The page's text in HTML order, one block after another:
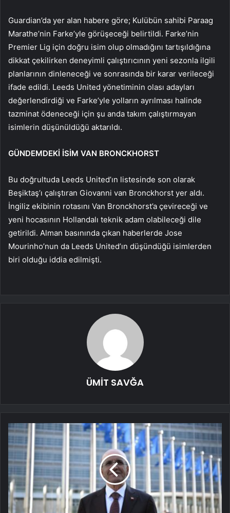
Guardian’da yer alan habere göre; Kulübün sahibi Paraag
Marathe’nin Farke’yle görüşeceği belirtildi. Farke’nin
Premier Lig için doğru isim olup olmadığını tartışıldığına
dikkat çekilirken deneyimli çalıştırıcının yeni sezonla ilgili
planlarının dinleneceği ve sonrasında bir karar verileceği
ifade edildi. Leeds United yönetiminin olası adayları
değerlendirdiği ve Farke’yle yolların ayrılması halinde
tazminat ödeneceği için şu anda takım çalıştırmayan
isimlerin düşünüldüğü aktarıldı.
GÜNDEMDEKİ İSİM VAN BRONCKHORST
Bu doğrultuda Leeds United’ın listesinde son olarak
Beşiktaş’ı çalıştıran Giovanni van Bronckhorst yer aldı.
İngiliz ekibinin rotasını Van Bronckhorst’a çevireceği ve
yeni hocasının Hollandalı teknik adam olabileceği dile
getirildi. Alman basınında çıkan haberlerde Jose
Mourinho’nun da Leeds United’ın düşündüğü isimlerden
biri olduğu iddia edilmişti.
ÜMİT SAVĞA